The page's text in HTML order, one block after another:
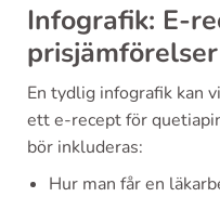
Infografik: E-
prisjämförelser
En tydlig infografik kan
ett e-recept för
bör inkluderas:
Hur man får en